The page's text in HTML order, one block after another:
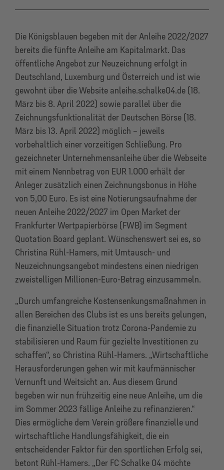
Die Königsblauen begeben mit der Anleihe 2022/2027
bereits die fünfte Anleihe am Kapitalmarkt. Das
öffentliche Angebot zur Neuzeichnung erfolgt in
Deutschland, Luxemburg und Österreich und ist wie
gewohnt über die Website anleihe.schalke04.de (18.
März bis 8. April 2022) sowie parallel über die
Zeichnungsfunktionalität der Deutschen Börse (18.
März bis 13. April 2022) möglich – jeweils
vorbehaltlich einer vorzeitigen Schließung. Pro
gezeichneter Unternehmensanleihe über die Webseite
mit einem Nennbetrag von EUR 1.000 erhält der
Anleger zusätzlich einen Zeichnungsbonus in Höhe
von 5,00 Euro. Es ist eine Notierungsaufnahme der
neuen Anleihe 2022/2027 im Open Market der
Frankfurter Wertpapierbörse (FWB) im Segment
Quotation Board geplant. Wünschenswert sei es, so
Christina Rühl-Hamers, mit Umtausch- und
Neuzeichnungsangebot mindestens einen niedrigen
zweistelligen Millionen-Euro-Betrag einzusammeln.
„Durch umfangreiche Kostensenkungsmaßnahmen in
allen Bereichen des Clubs ist es uns bereits gelungen,
die finanzielle Situation trotz Corona-Pandemie zu
stabilisieren und Raum für gezielte Investitionen zu
schaffen“, so Christina Rühl-Hamers. „Wirtschaftliche
Herausforderungen gehen wir mit kaufmännischer
Vernunft und Weitsicht an. Aus diesem Grund
begeben wir nun frühzeitig eine neue Anleihe, um die
im Sommer 2023 fällige Anleihe zu refinanzieren.“
Dies ermögliche dem Verein größere finanzielle und
wirtschaftliche Handlungsfähigkeit, die ein
entscheidender Faktor für den sportlichen Erfolg sei,
betont Rühl-Hamers. „Der FC Schalke 04 möchte